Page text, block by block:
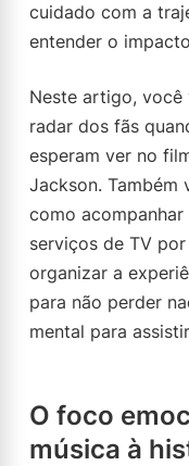
cuidado com a
entender o
Neste artigo, você
radar dos fãs
esperam ver no
Jackson. Também
como acompanhar
serviços de TV
organizar a
para não perder
mental para
O foco
música à